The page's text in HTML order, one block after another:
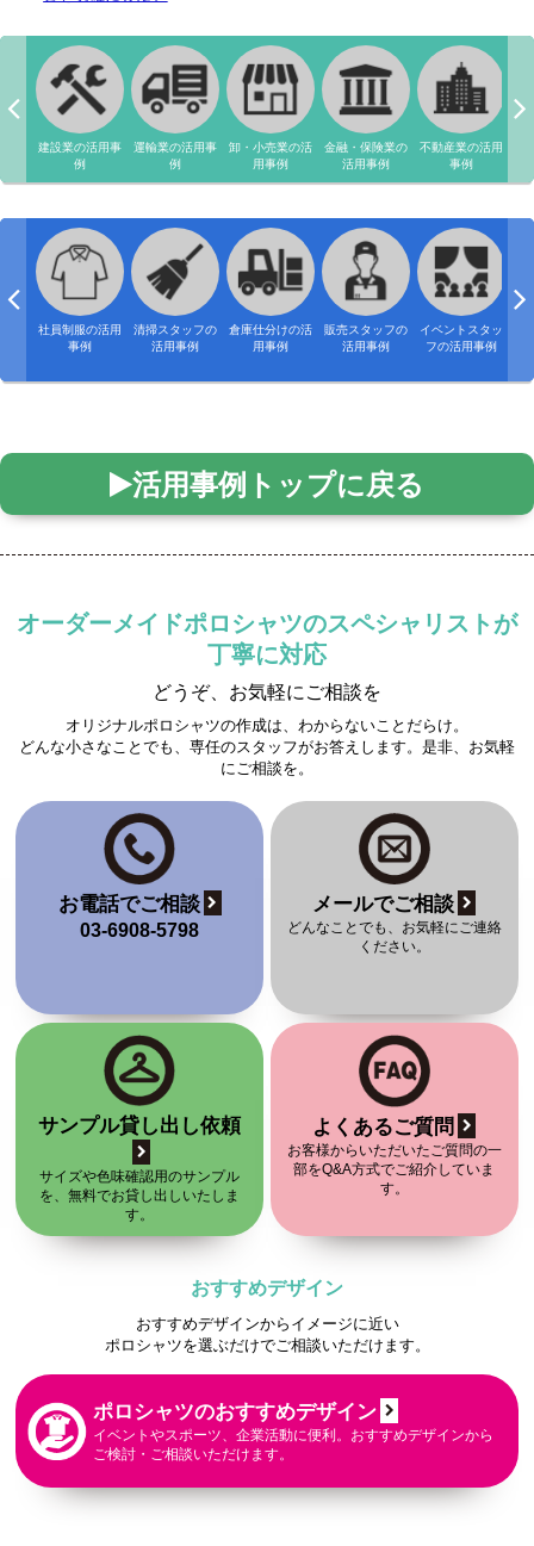
建設業の活用事
例
運輸業の活用事
例
卸・小売業の活
用事例
金融・保険業の
活用事例
不動産業の活用
事例
社員制服の活用
事例
清掃スタッフの
活用事例
倉庫仕分けの活
用事例
販売スタッフの
活用事例
イベントスタッ
フの活用事例
活用事例トップに戻る
オーダーメイドポロシャツのスペシャリストが
丁寧に対応
どうぞ、お気軽にご相談を
オリジナルポロシャツの作成は、わからないことだらけ。
どんな小さなことでも、専任のスタッフがお答えします。是非、お気軽
にご相談を。
お電話でご相談
03-6908-5798
メールでご相談
どんなことでも、お気軽にご連絡
ください。
サンプル貸し出し依頼
サイズや色味確認用のサンプル
を、無料でお貸し出しいたしま
す。
よくあるご質問
お客様からいただいたご質問の一
部をQ&A方式でご紹介していま
す。
おすすめデザイン
おすすめデザインからイメージに近い
ポロシャツを選ぶだけでご相談いただけます。
ポロシャツのおすすめデザイン
イベントやスポーツ、企業活動に便利。おすすめデザインから
ご検討・ご相談いただけます。